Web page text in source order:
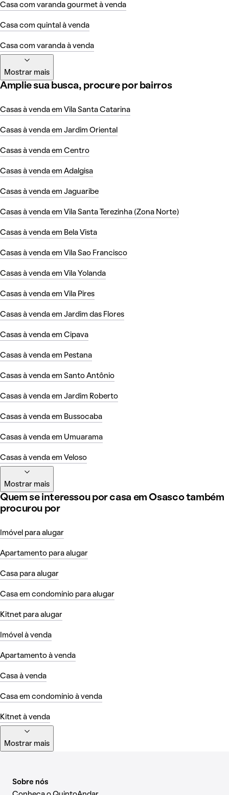
Casa com varanda gourmet à venda
Casa com quintal à venda
Casa com varanda à venda
Mostrar mais
Amplie sua busca, procure por bairros
Casas à venda em Vila Santa Catarina
Casas à venda em Jardim Oriental
Casas à venda em Centro
Casas à venda em Adalgisa
Casas à venda em Jaguaribe
Casas à venda em Vila Santa Terezinha (Zona Norte)
Casas à venda em Bela Vista
Casas à venda em Vila Sao Francisco
Casas à venda em Vila Yolanda
Casas à venda em Vila Pires
Casas à venda em Jardim das Flores
Casas à venda em Cipava
Casas à venda em Pestana
Casas à venda em Santo Antônio
Casas à venda em Jardim Roberto
Casas à venda em Bussocaba
Casas à venda em Umuarama
Casas à venda em Veloso
Mostrar mais
Quem se interessou por casa em Osasco também
procurou por
Imóvel para alugar
Apartamento para alugar
Casa para alugar
Casa em condomínio para alugar
Kitnet para alugar
Imóvel à venda
Apartamento à venda
Casa à venda
Casa em condomínio à venda
Kitnet à venda
Mostrar mais
Sobre nós